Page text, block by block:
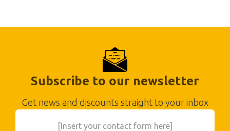
Subscribe to our newsletter
Get news and discounts straight to your inbox
[Insert your contact form here]